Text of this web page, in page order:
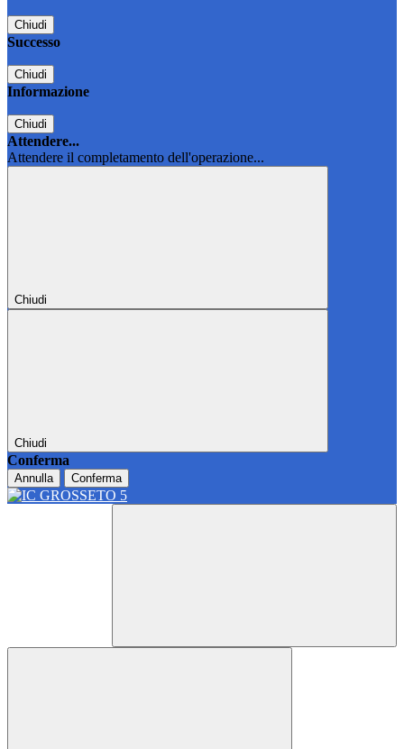
Chiudi
Successo
Chiudi
Informazione
Chiudi
Attendere...
Attendere il completamento dell'operazione...
Chiudi
Chiudi
Conferma
Annulla Conferma